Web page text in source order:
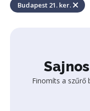
Budapest 21. ker.
Finomíts a szűrő